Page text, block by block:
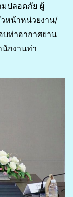
ปลอดภัย ผู้
หน้าหน่วยงาน/
บท่าอากาศยาน
กงานท่า